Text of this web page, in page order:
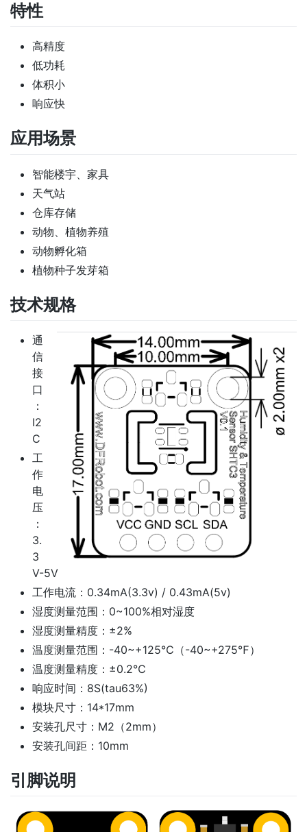
特性
高精度
低功耗
体积小
响应快
应用场景
智能楼宇、家具
天气站
仓库存储
动物、植物养殖
动物孵化箱
植物种子发芽箱
技术规格
通
信
接
口
：
I2
C
工
作
电
压
：
3.
3
V-5V
工作电流：0.34mA(3.3v) / 0.43mA(5v)
湿度测量范围：0~100%相对湿度
湿度测量精度：±2%
温度测量范围：-40~+125℃（-40~+275℉）
温度测量精度：±0.2℃
响应时间：8S(tau63%)
模块尺寸：14*17mm
安装孔尺寸：M2（2mm）
安装孔间距：10mm
引脚说明